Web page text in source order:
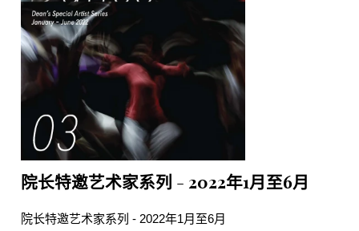
院长特邀艺术家系列 - 2022年1月至6月
院长特邀艺术家系列 - 2022年1月至6月